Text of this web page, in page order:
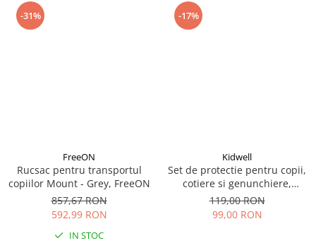
-31%
FreeON
Rucsac pentru transportul
copiilor Mount - Grey, FreeON
857,67 RON
592,99 RON
IN STOC
-17%
Kidwell
Set de protectie pentru copii,
cotiere si genunchiere,
marimea M, Kidwell TRIX -
Pink
119,00 RON
99,00 RON